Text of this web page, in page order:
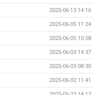
2025-06-13 14:16
2025-06-05 11:24
2025-06-05 10:58
2025-06-03 14:37
2025-06-03 08:30
2025-06-02 11:41